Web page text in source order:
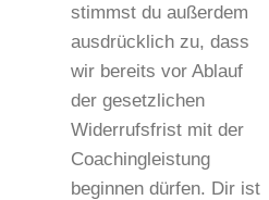
stimmst du außerdem
ausdrücklich zu, dass
wir bereits vor Ablauf
der gesetzlichen
Widerrufsfrist mit der
Coachingleistung
beginnen dürfen. Dir ist